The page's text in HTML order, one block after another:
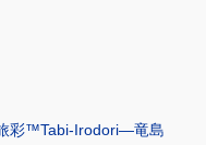
彩™Tabi-Irodori―竜島